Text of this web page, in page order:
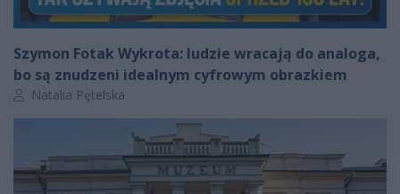
Szymon Fotak Wykrota: ludzie wracają do analoga,
bo są znudzeni idealnym cyfrowym obrazkiem
Autor artykułu:
Natalia Pętelska